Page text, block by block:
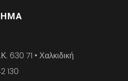
630 71 • Χαλκιδική
130